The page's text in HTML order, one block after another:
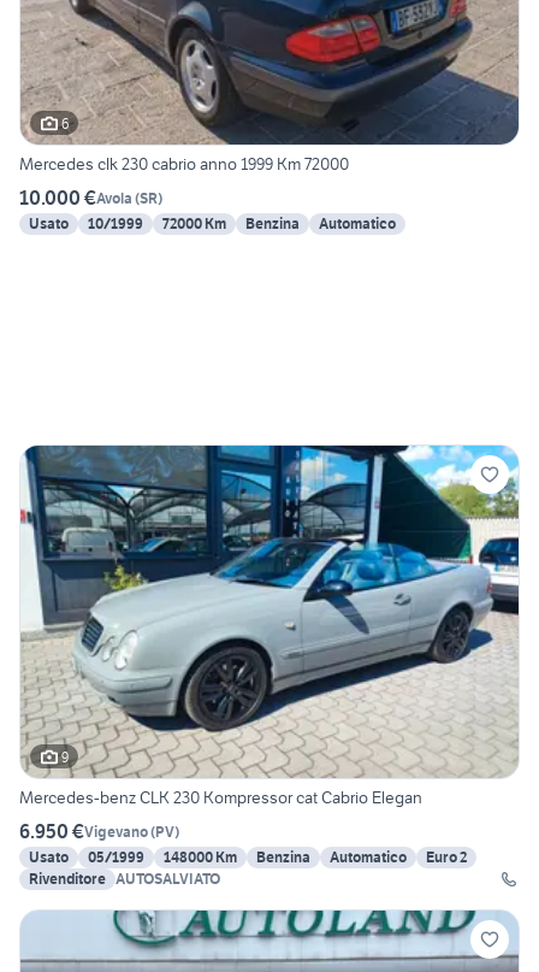
6
Mercedes clk 230 cabrio anno 1999 Km 72000
10.000 €Avola (SR)
Usato
10/1999 72000 Km Benzina Automatico
9
Mercedes-benz CLK 230 Kompressor cat Cabrio Elegan
6.950 €Vigevano(PV)
Usato
05/1999 148000 Km Benzina Automatico
Euro 2
Rivenditore AUTOSALVIATO